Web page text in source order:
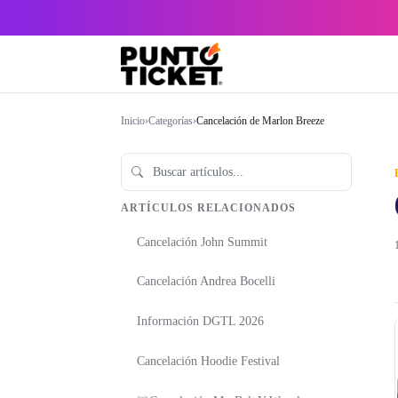
Inicio›Categorías›Cancelación de Marlon Breeze
ARTÍCULOS RELACIONADOS
Cancelación John Summit
Cancelación Andrea Bocelli
Información DGTL 2026
Cancelación Hoodie Festival